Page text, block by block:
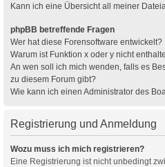
Kann ich eine Übersicht all meiner
phpBB betreffende Fragen
Wer hat diese Forensoftware entwickelt?
Warum ist Funktion x oder y nicht
An wen soll ich mich wenden, falls es
zu diesem Forum gibt?
Wie kann ich einen Administrator des
Registrierung und Anmeldung
Wozu muss ich mich registrieren?
Eine Registrierung ist nicht unbedingt